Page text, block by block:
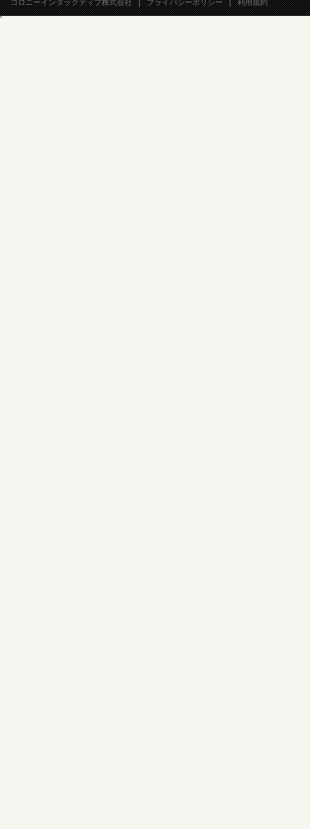
コロニーインタラクティブ株式会社 プライバシーポリシー 利用規約